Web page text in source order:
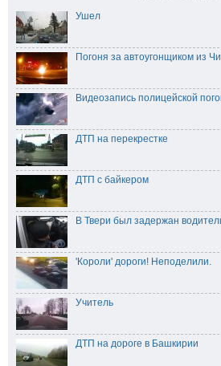
Ушел
Погоня за автоугонщиком из
Видеозапись полицейской
ДТП на перекрестке
ДТП с байкером
В Твери был задержан
'Короли' дороги! Неподелили.
Учитель
ДТП на дороге в Башкирии